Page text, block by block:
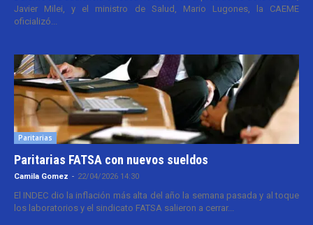
Javier Milei, y el ministro de Salud, Mario Lugones, la CAEME
oficializó...
Paritarias
Paritarias FATSA con nuevos sueldos
Camila Gomez - 22/04/2026 14:30
El INDEC dio la inflación más alta del año la semana pasada y al toque
los laboratorios y el sindicato FATSA salieron a cerrar...